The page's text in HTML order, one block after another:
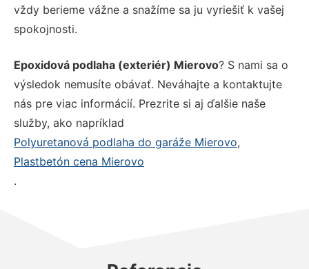
vždy berieme vážne a snažíme sa ju vyriešiť k vašej
spokojnosti.
Epoxidová podlaha (exteriér) Mierovo? S nami sa o
výsledok nemusíte obávať. Neváhajte a kontaktujte
nás pre viac informácií. Prezrite si aj ďalšie naše
služby, ako napríklad
Polyuretanová podlaha do garáže Mierovo,
Plastbetón cena Mierovo
.